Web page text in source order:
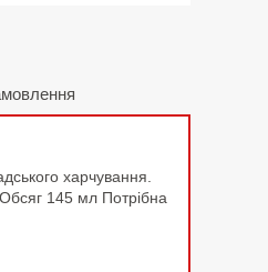
харчування.
145 мл Потрібна